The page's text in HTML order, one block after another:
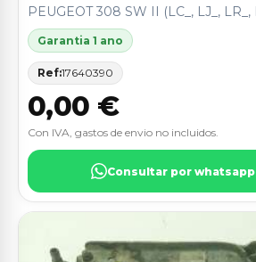
PEUGEOT 308 SW II (LC_, LJ_, LR_,
Garantia 1 ano
Ref:17640390
0,00 €
Con IVA, gastos de envio no incluidos.
Consultar por whatsapp